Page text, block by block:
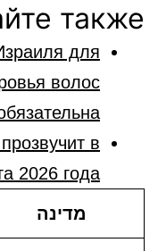
также
для
в
2026 года
מדינה